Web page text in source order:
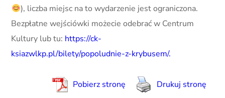
), liczba miejsc na to wydarzenie jest ograniczona.
Bezpłatne wejściówki możecie odebrać w Centrum
Kultury lub tu: https://ck-
ksiazwlkp.pl/bilety/popoludnie-z-krybusem/.
Pobierz stronę Drukuj stronę